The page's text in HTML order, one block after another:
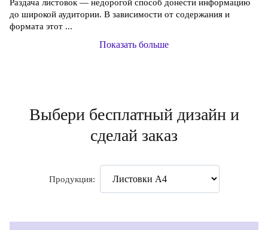
Раздача листовок — недорогой способ донести информацию
до широкой аудитории. В зависимости от содержания и
формата этот ...
Показать больше
Выбери бесплатный дизайн и
сделай заказ
Продукция: